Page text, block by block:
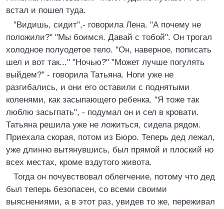
встал и пошел туда.
"Видишь, сидит",- говорила Лена. "А почему нe
положили?" "Мы боимся. Давай с тобой". Он трогал
холодное полуодетое тело. "Он, наверное, пописать
шел и вот так..." "Ночью?" "Может лучше погулять
выйдем?" - говорила Татьяна. Ноги уже не
разгибались, и они его оставили с поднятыми
коленями, как засыпающего ребенка. "Я тоже так
люблю засьгпать", - подумал он и сел в кровати.
Татьяна решила уже не ложиться, сидела рядом.
Приехала скорая, потом из Бюро. Теперь дед лежал,
уже длинно вытянувшись, был прямой и плоский но
всех местах, кроме вздутого живота.
Тогда он почувствовал облегчение, потому что дед
был теперь безопасен, со всеми своими
выяснениями, а в этот раз, увидев то же, переживал